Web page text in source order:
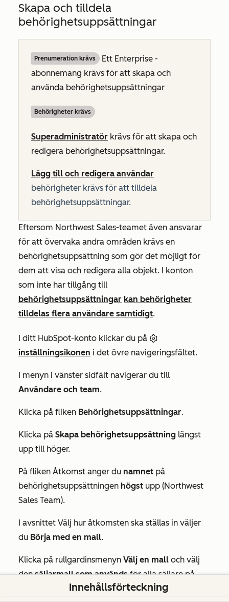
Skapa och tilldela
behörighetsuppsättningar
Prenumeration krävs Ett Enterprise -
abonnemang krävs för att skapa och
använda behörighetsuppsättningar
Behörigheter krävs
Superadministratör krävs för att skapa och
redigera behörighetsuppsättningar.
Lägg till och redigera användar
behörigheter krävs för att tilldela
behörighetsuppsättningar.
Eftersom Northwest Sales-teamet även ansvarar
för att övervaka andra områden krävs en
behörighetsuppsättning som gör det möjligt för
dem att visa och redigera alla objekt. I konton
som inte har tillgång till
behörighetsuppsättningar kan behörigheter
tilldelas flera användare samtidigt.
I ditt HubSpot-konto klickar du på
inställningsikonen i det övre navigeringsfältet.
I menyn i vänster sidfält navigerar du till
Användare och team.
Klicka på fliken Behörighetsuppsättningar.
Klicka på Skapa behörighetsuppsättning längst
upp till höger.
På fliken Åtkomst anger du namnet på
behörighetsuppsättningen högst upp (Northwest
Sales Team).
I avsnittet Välj hur åtkomsten ska ställas in väljer
du Börja med en mall.
Klicka på rullgardinsmenyn Välj en mall och välj
densäljarmall som användsför alla säljare på
Innehållsförteckning